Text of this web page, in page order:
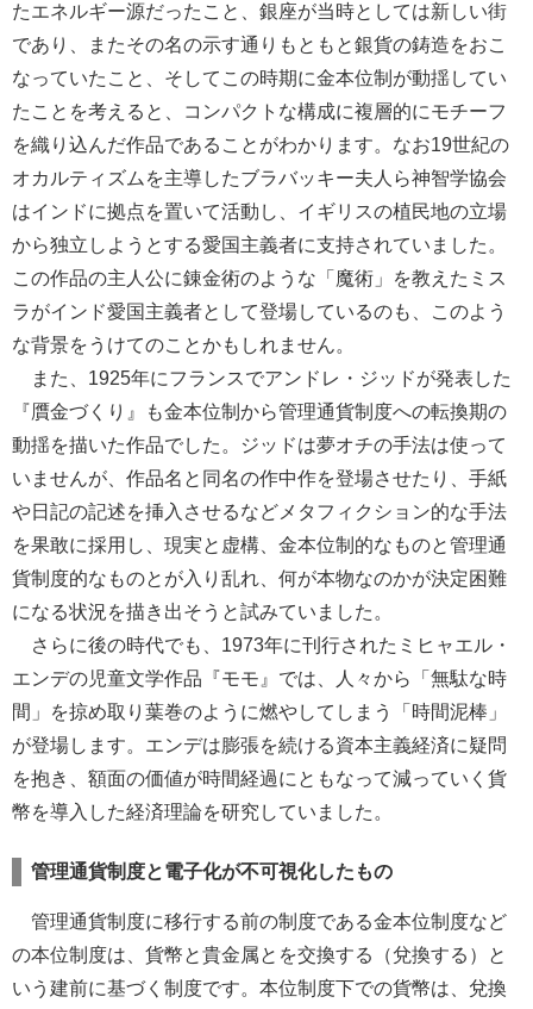
たエネルギー源だったこと、銀座が当時としては新しい街
であり、またその名の示す通りもともと銀貨の鋳造をおこ
なっていたこと、そしてこの時期に金本位制が動揺してい
たことを考えると、コンパクトな構成に複層的にモチーフ
を織り込んだ作品であることがわかります。なお19世紀の
オカルティズムを主導したブラバッキー夫人ら神智学協会
はインドに拠点を置いて活動し、イギリスの植民地の立場
から独立しようとする愛国主義者に支持されていました。
この作品の主人公に錬金術のような「魔術」を教えたミス
ラがインド愛国主義者として登場しているのも、このよう
な背景をうけてのことかもしれません。
また、1925年にフランスでアンドレ・ジッドが発表した
『贋金づくり』も金本位制から管理通貨制度への転換期の
動揺を描いた作品でした。ジッドは夢オチの手法は使って
いませんが、作品名と同名の作中作を登場させたり、手紙
や日記の記述を挿入させるなどメタフィクション的な手法
を果敢に採用し、現実と虚構、金本位制的なものと管理通
貨制度的なものとが入り乱れ、何が本物なのかが決定困難
になる状況を描き出そうと試みていました。
さらに後の時代でも、1973年に刊行されたミヒャエル・
エンデの児童文学作品『モモ』では、人々から「無駄な時
間」を掠め取り葉巻のように燃やしてしまう「時間泥棒」
が登場します。エンデは膨張を続ける資本主義経済に疑問
を抱き、額面の価値が時間経過にともなって減っていく貨
幣を導入した経済理論を研究していました。
管理通貨制度と電子化が不可視化したもの
管理通貨制度に移行する前の制度である金本位制度など
の本位制度は、貨幣と貴金属とを交換する（兌換する）と
いう建前に基づく制度です。本位制度下での貨幣は、兌換